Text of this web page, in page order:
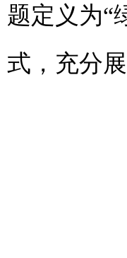
题定义为“
式，充分